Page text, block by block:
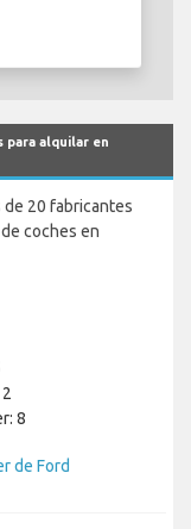
para alquilar en
20 fabricantes
coches en
8
de Ford